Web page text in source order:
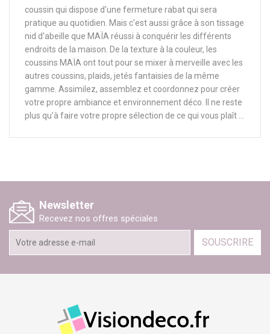
coussin qui dispose d'une fermeture rabat qui sera
pratique au quotidien. Mais c'est aussi grâce à son tissage
nid d'abeille que MAÏA réussi à conquérir les différents
endroits de la maison. De la texture à la couleur, les
coussins MAÏA ont tout pour se mixer à merveille avec les
autres coussins, plaids, jetés fantaisies de la même
gamme. Assimilez, assemblez et coordonnez pour créer
votre propre ambiance et environnement déco. Il ne reste
plus qu'à faire votre propre sélection de ce qui vous plaît ...
Newsletter
Recevez nos offres spéciales
SOUSCRIRE